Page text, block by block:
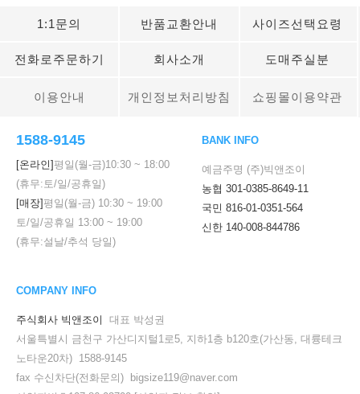
1:1문의 반품교환안내 사이즈선택요령
전화로주문하기 회사소개 도매주실분
이용안내 개인정보처리방침 쇼핑몰이용약관
1588-9145
[온라인]평일(월-금)10:30 ~ 18:00
(휴무:토/일/공휴일)
[매장]평일(월-금) 10:30 ~ 19:00
토/일/공휴일 13:00 ~ 19:00
(휴무:설날/추석 당일)
BANK INFO
예금주명 (주)빅앤조이
농협 301-0385-8649-11
국민 816-01-0351-564
신한 140-008-844786
COMPANY INFO
주식회사 빅앤조이
대표 박성권
서울특별시 금천구 가산디지털1로5, 지하1층 b120호(가산동, 대륭테크
노타운20차) 1588-9145
fax 수신차단(전화문의) bigsize119@naver.com